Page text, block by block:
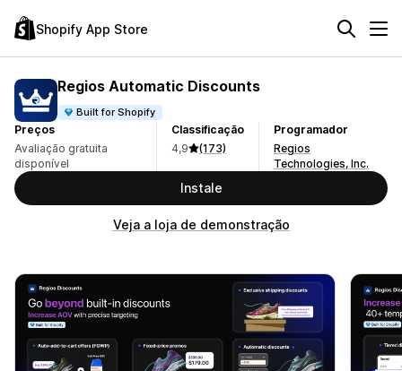
Shopify App Store
Regios Automatic Discounts
Built for Shopify
Preços
Avaliação gratuita
disponível
Classificação
4,9
(173)
Programador
Regios
Technologies, Inc.
Instale
Veja a loja de demonstração